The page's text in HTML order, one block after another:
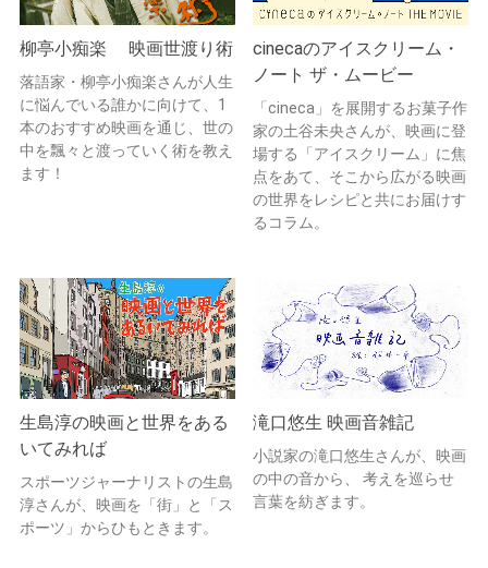
柳亭小痴楽 映画世渡り術
落語家・柳亭小痴楽さんが人生
に悩んでいる誰かに向けて、1
本のおすすめ映画を通じ、世の
中を飄々と渡っていく術を教え
ます！
cinecaのアイスクリーム・
ノート ザ・ムービー
「cineca」を展開するお菓子作
家の土谷未央さんが、映画に登
場する「アイスクリーム」に焦
点をあて、そこから広がる映画
の世界をレシピと共にお届けす
るコラム。
生島淳の映画と世界をある
いてみれば
スポーツジャーナリストの生島
淳さんが、映画を「街」と「ス
ポーツ」からひもときます。
滝口悠生 映画音雑記
小説家の滝口悠生さんが、映画
の中の音から、 考えを巡らせ
言葉を紡ぎます。